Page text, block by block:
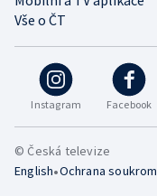
Instagram Facebook
Vše o ČT
© Česká televize
English•Ochrana